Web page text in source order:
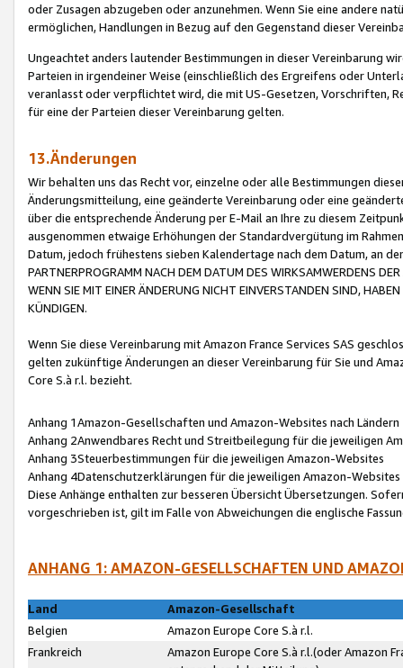
oder Zusagen abzugeben oder anzunehmen. Wenn Sie eine andere
ermöglichen, Handlungen in Bezug auf den Gegenstand dieser
Ungeachtet anders lautender Bestimmungen in dieser Vereinbarung
Parteien in irgendeiner Weise (einschließlich des Ergreifens oder
veranlasst oder verpflichtet wird, die mit US-Gesetzen, Vorschriften,
für eine der Parteien dieser Vereinbarung gelten.
13.Änderungen
Wir behalten uns das Recht vor, einzelne oder alle Bestimmungen
Änderungsmitteilung, eine geänderte Vereinbarung oder eine
über die entsprechende Änderung per E-Mail an Ihre zu diesem
ausgenommen etwaige Erhöhungen der Standardvergütung im
Datum, jedoch frühestens sieben Kalendertage nach dem Datum, an
PARTNERPROGRAMM NACH DEM DATUM DES WIRKSAMWERDENS
WENN SIE MIT EINER ÄNDERUNG NICHT EINVERSTANDEN SIND,
KÜNDIGEN.
Wenn Sie diese Vereinbarung mit Amazon France Services SAS
gelten zukünftige Änderungen an dieser Vereinbarung für Sie und
Core S.à r.l. bezieht.
Anhang 1Amazon-Gesellschaften und Amazon-Websites nach Ländern
Anhang 2Anwendbares Recht und Streitbeilegung für die jeweiligen
Anhang 3Steuerbestimmungen für die jeweiligen Amazon-Websites
Anhang 4Datenschutzerklärungen für die jeweiligen Amazon-Websites
Diese Anhänge enthalten zur besseren Übersicht Übersetzungen.
vorgeschrieben ist, gilt im Falle von Abweichungen die englische
ANHANG 1: AMAZON-GESELLSCHAFTEN UND
Land
Amazon-Gesellschaft
Belgien
Amazon Europe Core S.à r.l.
Frankreich
Amazon Europe Core S.à r.l.(oder Amazon